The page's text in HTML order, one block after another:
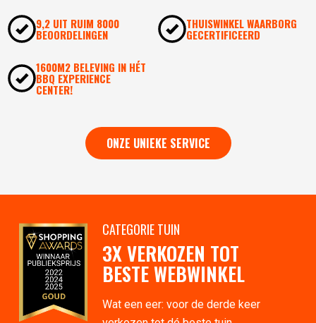
9,2 UIT RUIM 8000
BEOORDELINGEN
THUISWINKEL WAARBORG
GECERTIFICEERD
1600M2 BELEVING IN HÉT
BBQ EXPERIENCE
CENTER!
ONZE UNIEKE SERVICE
CATEGORIE TUIN
3X VERKOZEN TOT
BESTE WEBWINKEL
Wat een eer: voor de derde keer